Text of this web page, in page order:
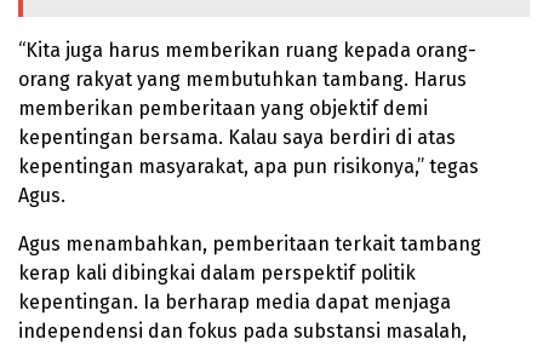
“Kita juga harus memberikan ruang kepada orang-
orang rakyat yang membutuhkan tambang. Harus
memberikan pemberitaan yang objektif demi
kepentingan bersama. Kalau saya berdiri di atas
kepentingan masyarakat, apa pun risikonya,” tegas
Agus.
Agus menambahkan, pemberitaan terkait tambang
kerap kali dibingkai dalam perspektif politik
kepentingan. Ia berharap media dapat menjaga
independensi dan fokus pada substansi masalah,